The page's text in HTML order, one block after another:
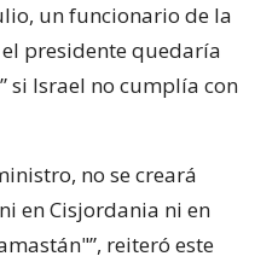
un funcionario de la
presidente quedaría
si Israel no cumplía con
no se creará
en Cisjordania ni en
reiteró este